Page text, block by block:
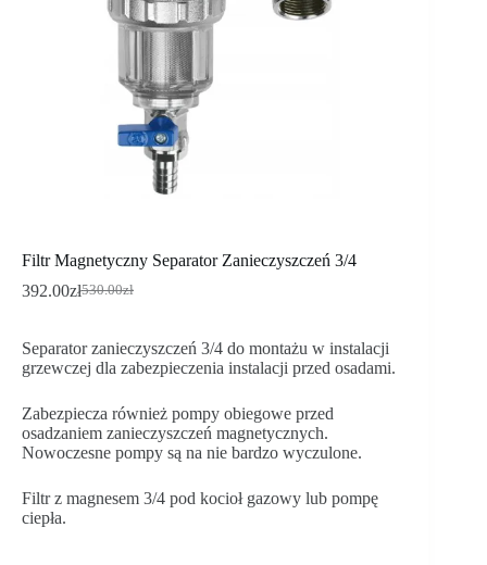
Filtr Magnetyczny Separator Zanieczyszczeń 3/4
530.00zł
Pierwotna
530.00zł.
392.00złAktualna
392.00zł.
Separator zanieczyszczeń 3/4 do montażu w instalacji
grzewczej dla zabezpieczenia instalacji przed osadami.
Zabezpiecza również pompy obiegowe przed
osadzaniem zanieczyszczeń magnetycznych.
Nowoczesne pompy są na nie bardzo wyczulone.
Filtr z magnesem 3/4 pod kocioł gazowy lub pompę
ciepła.